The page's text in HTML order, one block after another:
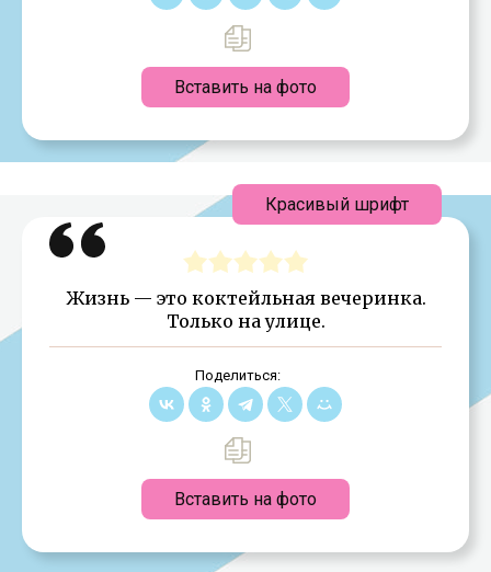
Вставить на фото
Жизнь — это коктейльная вечеринка.
Только на улице.
Поделиться:
Вставить на фото
Красивый шрифт